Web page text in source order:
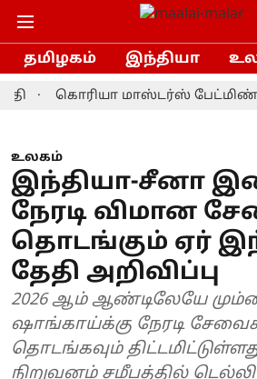
தமிழகம் இந்தியா
கொரியா மாஸ்டர்ஸ் பேட்மிண்டன்:
உலகம்
இந்தியா-சீனா
நேரடி விமான
தொடங்கும் ஏர்
தேதி அறிவிப்பு
2026 ஆம் ஆண்டிலேயே
ஷாங்காய்க்கு நேரடி
தொடங்கவும்
நிறுவனம் சமீபத்தில்